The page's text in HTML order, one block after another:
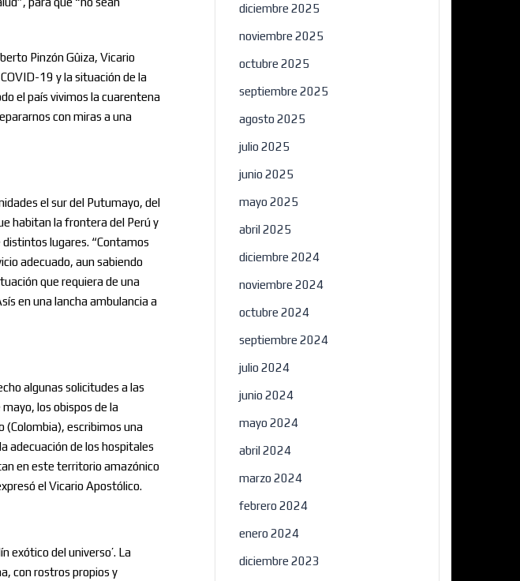
Pinzón Gûiza, Vicario
19 y la situación de la
el país vivimos la cuarentena
con miras a una
el sur del Putumayo, del
habitan la frontera del Perú y
distintos lugares. “Contamos
adecuado, aun sabiendo
que requiera de una
en una lancha ambulancia a
algunas solicitudes a las
los obispos de la
(Colombia), escribimos una
adecuación de los hospitales
en este territorio amazónico
el Vicario Apostólico.
exótico del universo’. La
con rostros propios y
diciembre 2025
noviembre 2025
octubre 2025
septiembre 2025
agosto 2025
julio 2025
junio 2025
mayo 2025
abril 2025
diciembre 2024
noviembre 2024
octubre 2024
septiembre 2024
julio 2024
junio 2024
mayo 2024
abril 2024
marzo 2024
febrero 2024
enero 2024
diciembre 2023